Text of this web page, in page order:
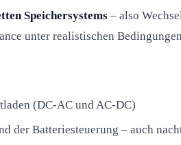
Speichersystems – also
unter realistischen
(DC-AC und AC-DC)
der Batteriesteuerung – auch